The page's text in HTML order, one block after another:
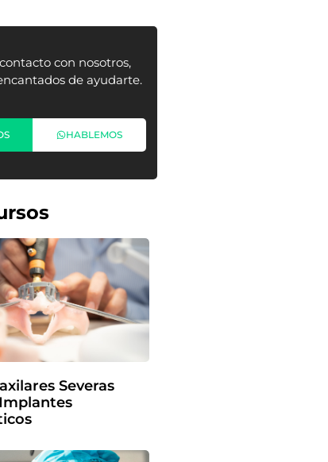
con nosotros,
de ayudarte.
HABLEMOS
Severas